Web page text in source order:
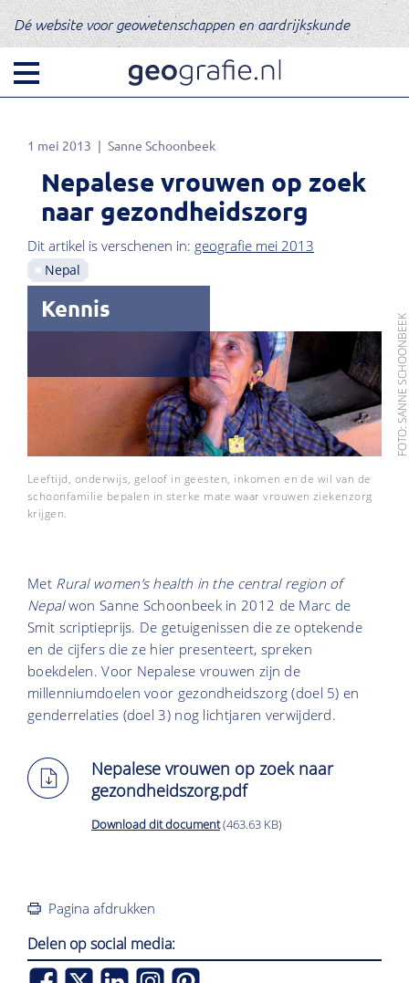
Dé website voor geowetenschappen en aardrijkskunde
1 mei 2013 Sanne Schoonbeek
Nepalese vrouwen op zoek
naar gezondheidszorg
Dit artikel is verschenen in: geografie mei 2013
Nepal
Kennis
FOTO: SANNE SCHOONBEEK
Leeftijd, onderwijs, geloof in geesten, inkomen en de wil van de
schoonfamilie bepalen in sterke mate waar vrouwen ziekenzorg
krijgen.
Met Rural women’s health in the central region of
Nepalwon Sanne Schoonbeek in 2012 de Marc de
Smit scriptieprijs. De getuigenissen die ze optekende
en de cijfers die ze hier presenteert, spreken
boekdelen. Voor Nepalese vrouwen zijn de
millenniumdoelen voor gezondheidszorg (doel 5) en
genderrelaties (doel 3) nog lichtjaren verwijderd.
Nepalese vrouwen op zoek naar
gezondheidszorg.pdf
Download dit document(463.63 KB)
Pagina afdrukken
Delen op social media: